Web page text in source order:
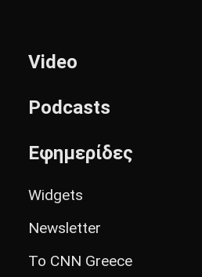
Video
Podcasts
Εφημερίδες
Widgets
Newsletter
Το CNN Greece